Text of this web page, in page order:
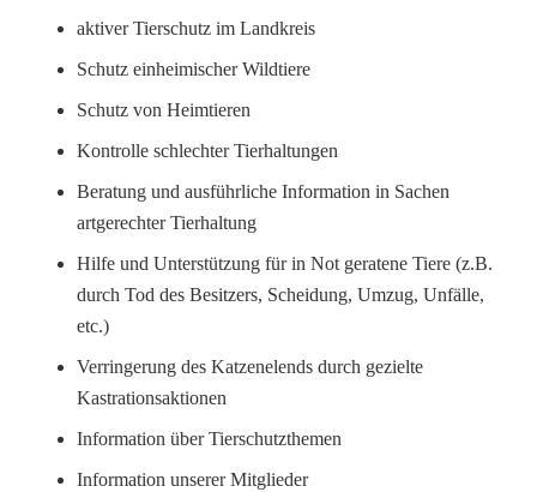
aktiver Tierschutz im Landkreis
Schutz einheimischer Wildtiere
Schutz von Heimtieren
Kontrolle schlechter Tierhaltungen
Beratung und ausführliche Information in Sachen
artgerechter Tierhaltung
Hilfe und Unterstützung für in Not geratene Tiere (z.B.
durch Tod des Besitzers, Scheidung, Umzug, Unfälle,
etc.)
Verringerung des Katzenelends durch gezielte
Kastrationsaktionen
Information über Tierschutzthemen
Information unserer Mitglieder